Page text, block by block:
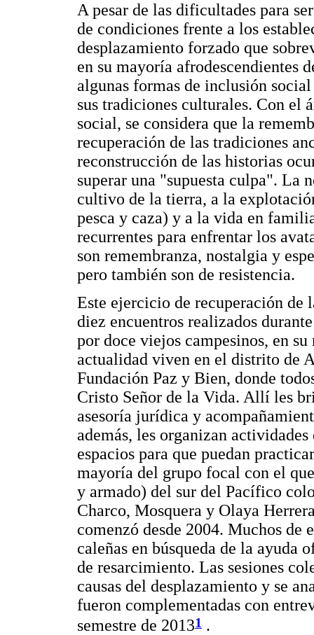
A pesar de las dificultades para
de condiciones frente a los
desplazamiento forzado que
en su mayoría afrodescendientes
algunas formas de inclusión
sus tradiciones culturales. Con el
social, se considera que la
recuperación de las tradiciones
reconstrucción de las historias
superar una "supuesta culpa". La
cultivo de la tierra, a la
pesca y caza) y a la vida en
recurrentes para enfrentar los
son remembranza, nostalgia y
pero también son de resistencia.
Este ejercicio de recuperación de
diez encuentros realizados
por doce viejos campesinos, en
actualidad viven en el distrito de
Fundación Paz y Bien, donde
Cristo Señor de la Vida. Allí les
asesoría jurídica y
además, les organizan
espacios para que puedan
mayoría del grupo focal con el
y armado) del sur del Pacífico
Charco, Mosquera y Olaya
comenzó desde 2004. Muchos
caleñas en búsqueda de la
de resarcimiento. Las sesiones
causas del desplazamiento y se
fueron complementadas con
semestre de 20131 .